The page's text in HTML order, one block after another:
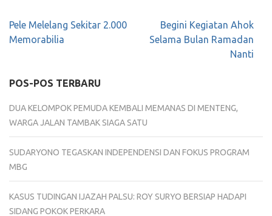
Navigasi
pos
Pele Melelang Sekitar 2.000
Memorabilia
Begini Kegiatan Ahok
Selama Bulan Ramadan
Nanti
POS-POS TERBARU
DUA KELOMPOK PEMUDA KEMBALI MEMANAS DI MENTENG,
WARGA JALAN TAMBAK SIAGA SATU
SUDARYONO TEGASKAN INDEPENDENSI DAN FOKUS PROGRAM
MBG
KASUS TUDINGAN IJAZAH PALSU: ROY SURYO BERSIAP HADAPI
SIDANG POKOK PERKARA